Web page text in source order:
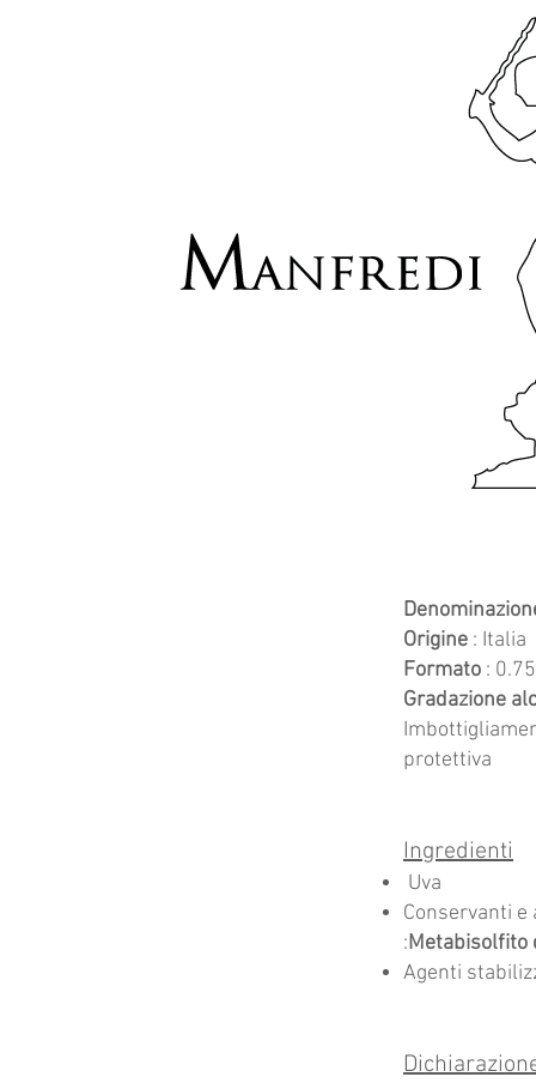
Origine : Italia
Formato :
Gradazione
protettiva
Ingredienti
Uva
Conservanti
:Metabisolfito
Agenti